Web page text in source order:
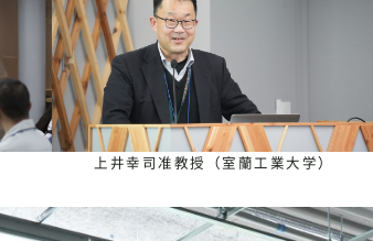
上井幸司准教授（室蘭工業大学）